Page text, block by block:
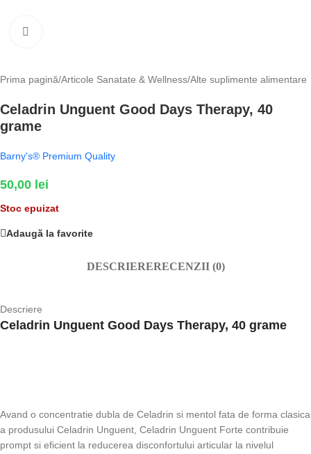
Prima pagină/Articole Sanatate & Wellness/Alte suplimente alimentare
Celadrin Unguent Good Days Therapy, 40
grame
Barny's® Premium Quality
50,00 lei
Stoc epuizat
Adaugă la favorite
DESCRIERERECENZII (0)
Descriere
Celadrin Unguent Good Days Therapy, 40 grame
Avand o concentratie dubla de Celadrin si mentol fata de forma clasica
a produsului Celadrin Unguent, Celadrin Unguent Forte contribuie
prompt si eficient la reducerea disconfortului articular la nivelul